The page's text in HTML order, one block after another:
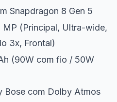
Snapdragon 8 Gen 5
MP (Principal, Ultra-wide,
3x, Frontal)
(90W com fio / 50W
Bose com Dolby Atmos